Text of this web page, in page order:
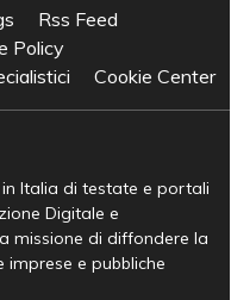
Rss Feed
Policy
Cookie Center
Italia di testate e portali
Digitale e
missione di diffondere la
e pubbliche